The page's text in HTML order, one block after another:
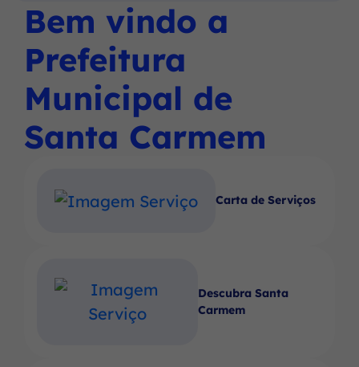
Ir
para
o
rodapé
[alt+4]
Instagram
Facebook
Youtube
menu
principal
Bem vindo a
Prefeitura
Municipal de
Santa Carmem
Carta de Serviços
Descubra Santa
Carmem